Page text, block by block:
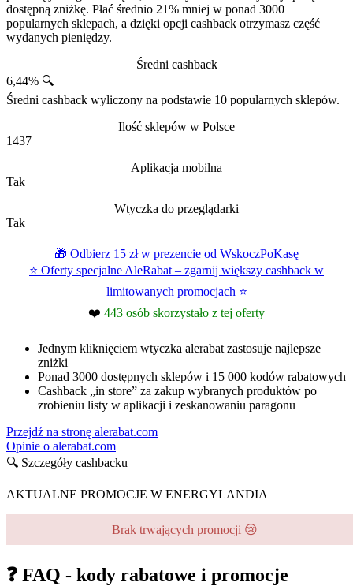
dostępną zniżkę. Płać średnio 21% mniej w ponad 3000
popularnych sklepach, a dzięki opcji cashback otrzymasz część
wydanych pieniędzy.
Średni cashback
6,44% 🔍
Średni cashback wyliczony na podstawie 10 popularnych sklepów.
Ilość sklepów w Polsce
1437
Aplikacja mobilna
Tak
Wtyczka do przeglądarki
Tak
🎁 Odbierz 15 zł w prezencie od WskoczPoKasę
⭐ Oferty specjalne AleRabat – zgarnij większy cashback w
limitowanych promocjach ⭐
❤️ 443 osób skorzystało z tej oferty
Jednym kliknięciem wtyczka alerabat zastosuje najlepsze
zniżki
Ponad 3000 dostępnych sklepów i 15 000 kodów rabatowych
Cashback „in store” za zakup wybranych produktów po
zrobieniu listy w aplikacji i zeskanowaniu paragonu
Przejdź na stronę alerabat.com
Opinie o alerabat.com
🔍 Szczegóły cashbacku
AKTUALNE PROMOCJE W ENERGYLANDIA
Brak trwających promocji 😢
❓ FAQ - kody rabatowe i promocje